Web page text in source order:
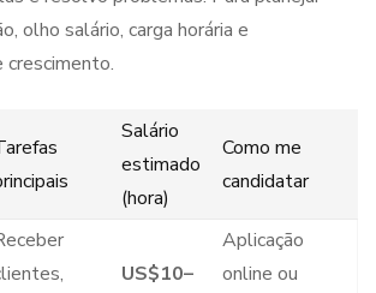
olho salário, carga horária e
Salário
estimado
(hora)
Como me
candidatar
US$10–
Aplicação
online ou